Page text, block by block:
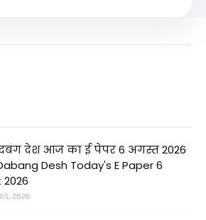
देश आज का ई पेपर 6 अगस्त 2026
Desh Today's E Paper 6
2026